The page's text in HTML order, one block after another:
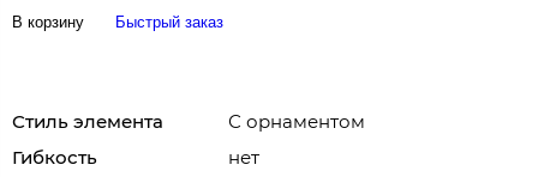
В корзину Быстрый заказ
Стиль элемента
С орнаментом
Гибкость
нет